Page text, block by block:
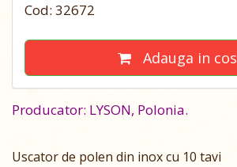
Cod: 32672
Adauga in cos
Producator: LYSON, Polonia.
Uscator de polen din inox cu 10 tavi